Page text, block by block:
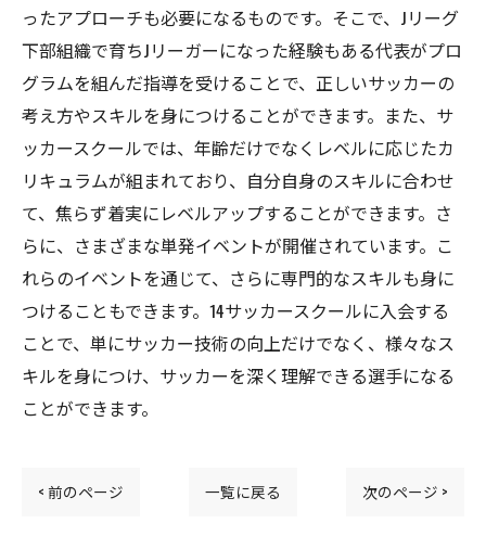
ったアプローチも必要になるものです。そこで、Jリーグ
下部組織で育ちJリーガーになった経験もある代表がプロ
グラムを組んだ指導を受けることで、正しいサッカーの
考え方やスキルを身につけることができます。また、サ
ッカースクールでは、年齢だけでなくレベルに応じたカ
リキュラムが組まれており、自分自身のスキルに合わせ
て、焦らず着実にレベルアップすることができます。さ
らに、さまざまな単発イベントが開催されています。こ
れらのイベントを通じて、さらに専門的なスキルも身に
つけることもできます。14サッカースクールに入会する
ことで、単にサッカー技術の向上だけでなく、様々なス
キルを身につけ、サッカーを深く理解できる選手になる
ことができます。
< 前のページ 一覧に戻る 次のページ >